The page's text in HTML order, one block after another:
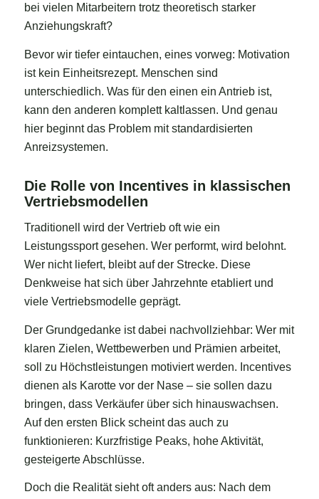
bei vielen Mitarbeitern trotz theoretisch starker
Anziehungskraft?
Bevor wir tiefer eintauchen, eines vorweg: Motivation
ist kein Einheitsrezept. Menschen sind
unterschiedlich. Was für den einen ein Antrieb ist,
kann den anderen komplett kaltlassen. Und genau
hier beginnt das Problem mit standardisierten
Anreizsystemen.
Die Rolle von Incentives in klassischen
Vertriebsmodellen
Traditionell wird der Vertrieb oft wie ein
Leistungssport gesehen. Wer performt, wird belohnt.
Wer nicht liefert, bleibt auf der Strecke. Diese
Denkweise hat sich über Jahrzehnte etabliert und
viele Vertriebsmodelle geprägt.
Der Grundgedanke ist dabei nachvollziehbar: Wer mit
klaren Zielen, Wettbewerben und Prämien arbeitet,
soll zu Höchstleistungen motiviert werden. Incentives
dienen als Karotte vor der Nase – sie sollen dazu
bringen, dass Verkäufer über sich hinauswachsen.
Auf den ersten Blick scheint das auch zu
funktionieren: Kurzfristige Peaks, hohe Aktivität,
gesteigerte Abschlüsse.
Doch die Realität sieht oft anders aus: Nach dem